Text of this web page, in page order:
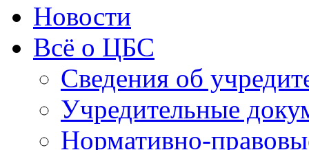
Новости
Всё о ЦБС
Сведения об
Учредительные
Нормативно-